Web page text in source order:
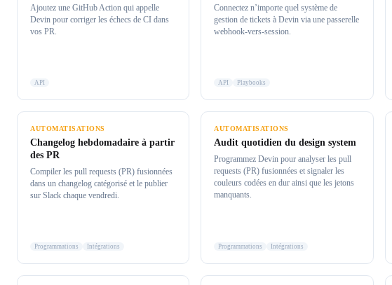
Ajoutez une GitHub Action qui appelle
Devin pour corriger les échecs de CI dans
vos PR.
API
Connectez n’importe quel système de
gestion de tickets à Devin via une passerelle
webhook-vers-session.
API Playbooks
AUTOMATISATIONS
Changelog hebdomadaire à partir
des PR
Compiler les pull requests (PR) fusionnées
dans un changelog catégorisé et le publier
sur Slack chaque vendredi.
Programmations Intégrations
AUTOMATISATIONS
Audit quotidien du design system
Programmez Devin pour analyser les pull
requests (PR) fusionnées et signaler les
couleurs codées en dur ainsi que les jetons
manquants.
Programmations Intégrations